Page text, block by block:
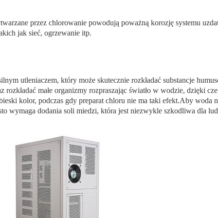
przez chlorowanie powodują poważną korozję systemu
jak sieć, ogrzewanie itp.
utleniaczem, który może skutecznie rozkładać substancje
rozkładać małe organizmy rozpraszając światło w wodzie, dzięki
kolor, podczas gdy preparat chloru nie ma taki efekt.Aby woda
wymaga dodania soli miedzi, która jest niezwykle szkodliwa dla